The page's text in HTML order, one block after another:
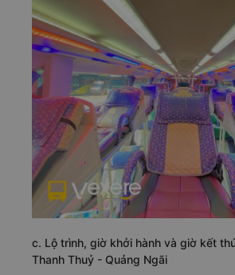
c. Lộ trình, giờ khởi hành và giờ kết
Thanh Thuỷ - Quảng Ngãi